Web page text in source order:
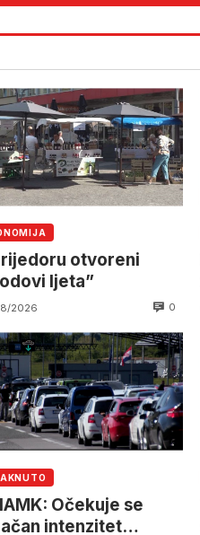
otvoreni
ljeta”
2026 0
Očekuje se
intenzitet